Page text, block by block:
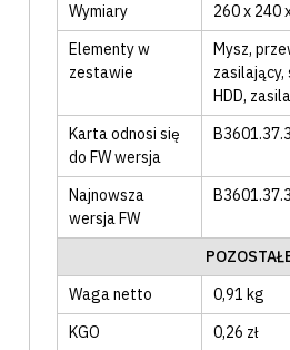
Wymiary
260 x 240
Elementy w
zestawie
Mysz,
zasilający,
HDD,
Karta odnosi się
do FW wersja
Najnowsza
wersja FW
Waga netto
0,91 kg
KGO
0,26 zł